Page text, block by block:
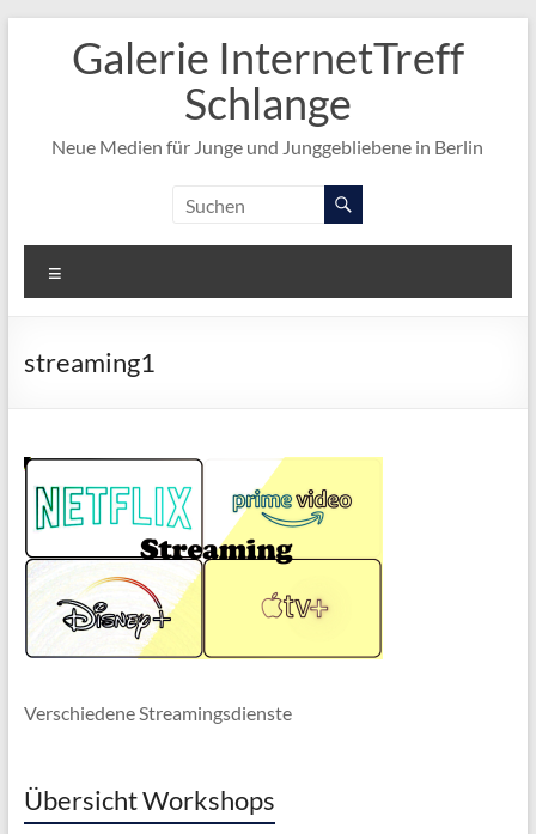
springenGalerie InternetTreff
Schlange
Neue Medien für Junge und Junggebliebene in Berlin
streaming1
Verschiedene Streamingsdienste
Übersicht Workshops